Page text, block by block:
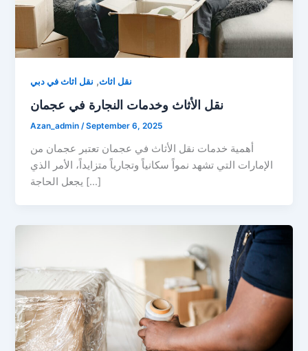
نقل اثاث, نقل اثاث في دبي
نقل الأثاث وخدمات النجارة في عجمان
Azan_admin/September 6, 2025
أهمية خدمات نقل الأثاث في عجمان تعتبر عجمان من
الإمارات التي تشهد نمواً سكانياً وتجارياً متزايداً، الأمر الذي
يجعل الحاجة […]